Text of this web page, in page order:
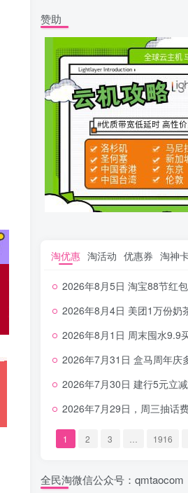
赞助
淘优惠 淘活动 优惠券 淘神
2026年8月5日 淘宝88节红包，麦当劳150万份柠檬水，三万份瑞幸
2026年8月4日 美团1万份奶茶兑换券，农行5E卡，中行支付超给利，美团领18个
2026年8月1日 周末囤水9.9买24瓶娃哈哈，建行100元京东券，移动5元话费
2026年7月31日 盒马周年庆多款买一赠一，饿了么拆红包，建行30立
2026年7月30日 建行5元立减金，小米5元，抢2500份爷爷不泡茶，闪
2026年7月29日，周三抽话费，瑞幸周三免单，4.9元瑞幸咖啡，蜜雪
1 2 3 1916
全民淘微信公众号：qmtaocom